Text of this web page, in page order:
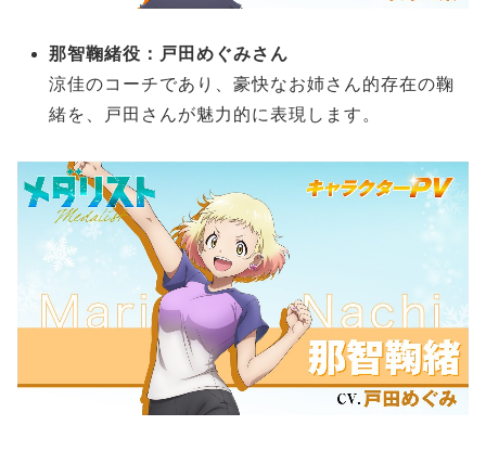
那智鞠緒役：戸田めぐみさん
涼佳のコーチであり、豪快なお姉さん的存在の鞠
緒を、戸田さんが魅力的に表現します。